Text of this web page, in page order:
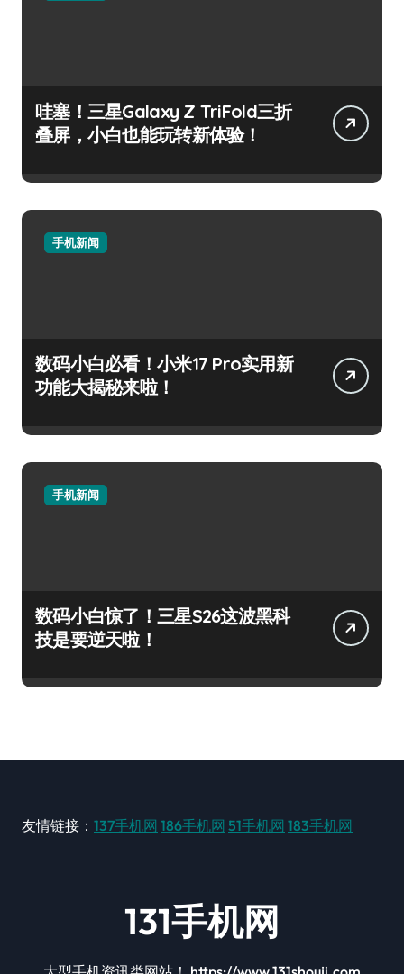
哇塞！三星Galaxy Z TriFold三折
叠屏，小白也能玩转新体验！
手机新闻
数码小白必看！小米17 Pro实用新
功能大揭秘来啦！
手机新闻
数码小白惊了！三星S26这波黑科
技是要逆天啦！
友情链接： 137手机网 186手机网 51手机网 183手机网
131手机网